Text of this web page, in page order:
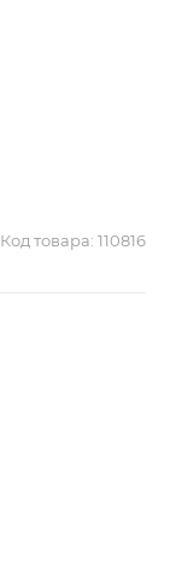
Код товара: 110816